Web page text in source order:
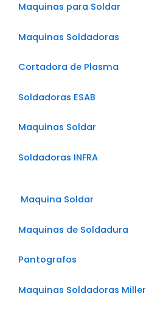
Maquinas para Soldar
Maquinas Soldadoras
Cortadora de Plasma
Soldadoras ESAB
Maquinas Soldar
Soldadoras INFRA
Maquina Soldar
Maquinas de Soldadura
Pantografos
Maquinas Soldadoras Miller